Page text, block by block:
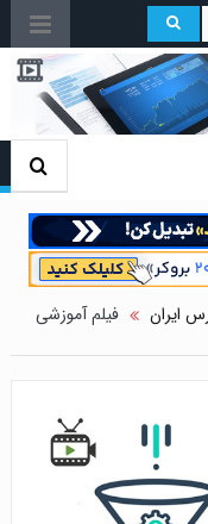
ایران
فیلم آموزشی